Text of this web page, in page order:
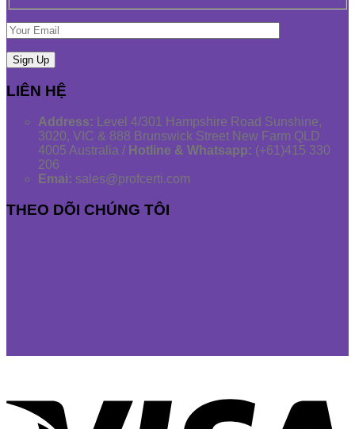
LIÊN HỆ
Address: Level 4/301 Hampshire Road Sunshine,
3020, VIC & 888 Brunswick Street New Farm QLD
4005 Australia / Hotline & Whatsapp: (+61)415 330
206
Emai: sales@profcerti.com
THEO DÕI CHÚNG TÔI